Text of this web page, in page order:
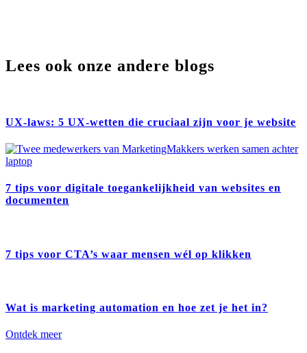
Lees ook onze andere blogs
UX-laws: 5 UX-wetten die cruciaal zijn voor je website
7 tips voor digitale toegankelijkheid van websites en
documenten
7 tips voor CTA’s waar mensen wél op klikken
Wat is marketing automation en hoe zet je het in?
Ontdek meer